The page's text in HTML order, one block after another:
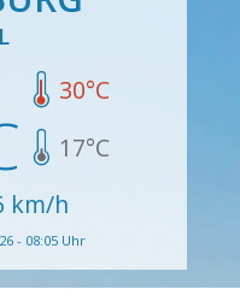
30°C
17°C
km/h
- 08:05 Uhr